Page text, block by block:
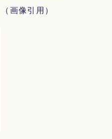
（画像引用）